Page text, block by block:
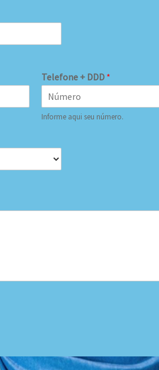
Telefone + DDD *
Informe aqui seu número.